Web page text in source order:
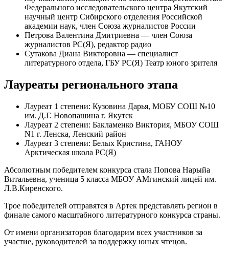
Федерального исследовательского центра Якутский
научный центр Сибирского отделения Российской
академии наук, член Союза журналистов России
Петрова Валентина Дмитриевна — член Союза
журналистов РС(Я), редактор радио
Сутакова Диана Викторовна — специалист
литературного отдела, ГБУ РС(Я) Театр юного зрителя
Лауреаты регионального этапа
Лауреат 1 степени: Кузовина Дарья, МОБУ СОШ №10
им. Д.Г. Новопашина г. Якутск
Лауреат 2 степени: Бакламенко Виктория, МБОУ СОШ
N1 г. Ленска, Ленский район
Лауреат 3 степени: Белых Кристина, ГАНОУ
Арктическая школа РС(Я)
Абсолютным победителем конкурса стала Попова Нарыйа
Витальевна, ученица 5 класса МБОУ АМгинский лицей им.
Л.В.Киренского.
Трое победителей отправятся в Артек представлять регион в
финале самого масштабного литературного конкурса страны.
От имени организаторов благодарим всех участников за
участие, руководителей за поддержку юных чтецов.